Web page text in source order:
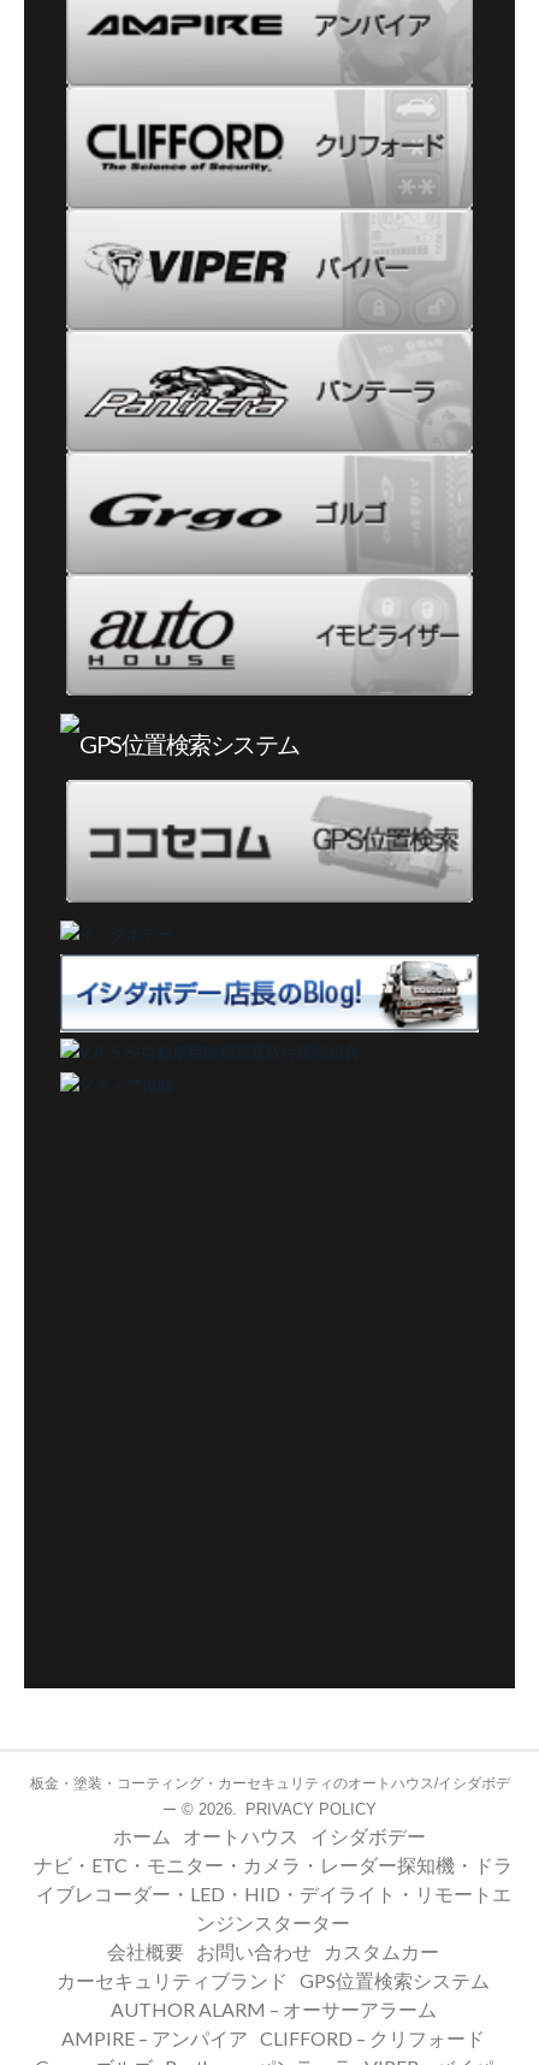
板金・塗装・コーティング・カーセキュリティのオートハウス/イシダボデ
ー © 2026. PRIVACY POLICY
ホーム オートハウス
イシダボデー
ナビ・ETC・モニター・カメラ・レーダー探知機・ドラ
イブレコーダー・LED・HID・デイライト・リモートエ
ンジンスターター
会社概要
お問い合わせ
カスタムカー
カーセキュリティブランド
GPS位置検索システム
AUTHOR ALARM – オーサーアラーム
AMPIRE – アンパイア CLIFFORD – クリフォード